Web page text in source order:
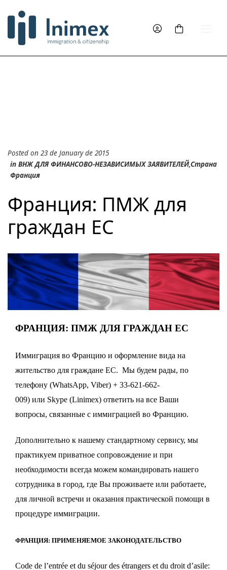
Posted on 23 de January de 2015
in ВНЖ ДЛЯ ФИНАНСОВО-НЕЗАВИСИМЫХ ЗАЯВИТЕЛЕЙ,Страна
Франция
Франция: ПМЖ для
граждан ЕС
ФРАНЦИЯ: ПМЖ ДЛЯ ГРАЖДАН ЕС
Иммиграция во Францию и оформление вида на
жительство для граждане ЕС. Мы будем рады, по
телефону (WhatsApp, Viber) + 33-621-662-
009) или Skype (Linimex) ответить на все Ваши
вопросы, связанные с иммиграцией во Францию.
Дополнительно к нашему стандартному сервису, мы
практикуем приватное сопровождение и при
необходимости всегда можем командировать нашего
сотрудника в город, где Вы проживаете или работаете,
для личной встречи и оказания практической помощи в
процедуре иммиграции.
ФРАНЦИЯ: ПРИМЕНЯЕМОЕ ЗАКОНОДАТЕЛЬСТВО
Code de l’entrée et du séjour des étrangers et du droit d’asile: